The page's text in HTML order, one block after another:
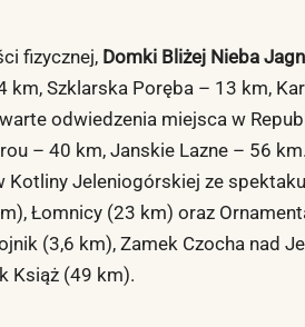
fizycznej, Domki Bliżej Nieba
km, Szklarska Poręba – 13 km,
odwiedzenia miejsca w
– 40 km, Janskie Lazne – 56
Kotliny Jeleniogórskiej ze
Łomnicy (23 km) oraz
(3,6 km), Zamek Czocha nad
Książ (49 km).